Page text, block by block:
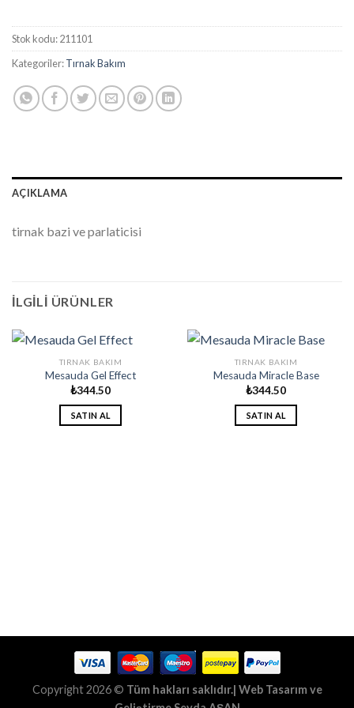
Stok kodu:211101
Kategoriler:Tırnak Bakım
AÇIKLAMA
tirnak bazi ve parlaticisi
İLGILI ÜRÜNLER
TIRNAK BAKIM
Mesauda Gel Effect
₺344.50
SATIN AL
TIRNAK BAKIM
Mesauda Miracle Base
₺344.50
SATIN AL
Copyright 2026 © Tüm hakları saklıdır.| Web Tasarım ve